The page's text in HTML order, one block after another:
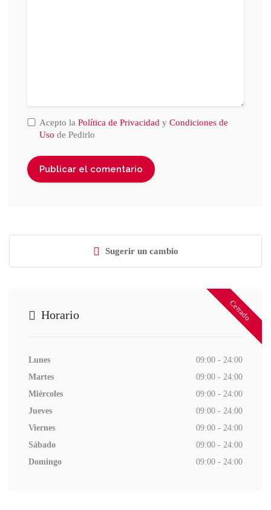
Acepto la Política de Privacidad y Condiciones de
Uso de Pedirlo
Sugerir un cambio
Cerrado
Horario
Lunes
09:00 - 24:00
Martes
09:00 - 24:00
Miércoles
09:00 - 24:00
Jueves
09:00 - 24:00
Viernes
09:00 - 24:00
Sábado
09:00 - 24:00
Domingo
09:00 - 24:00